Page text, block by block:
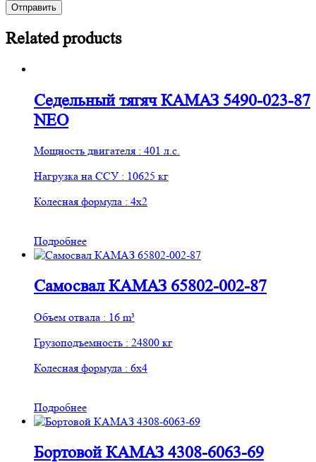
Отправить
Related products
Седельный тягяч КАМАЗ 5490-023-87
NEO
Мощность двигателя : 401 л.с.
Нагрузка на ССУ : 10625 кг
Колесная формула : 4х2
Подробнее
Самосвал КАМАЗ 65802-002-87
Объем отвала : 16 m³
Грузоподъемность : 24800 кг
Колесная формула : 6х4
Подробнее
Бортовой КАМАЗ 4308-6063-69